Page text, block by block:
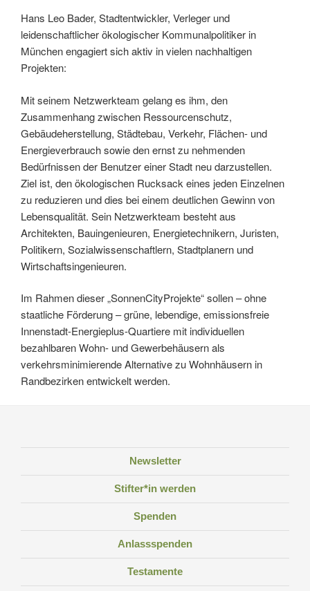
Hans Leo Bader, Stadtentwickler, Verleger und
leidenschaftlicher ökologischer Kommunalpolitiker in
München engagiert sich aktiv in vielen nachhaltigen
Projekten:
Mit seinem Netzwerkteam gelang es ihm, den
Zusammenhang zwischen Ressourcenschutz,
Gebäudeherstellung, Städtebau, Verkehr, Flächen- und
Energieverbrauch sowie den ernst zu nehmenden
Bedürfnissen der Benutzer einer Stadt neu darzustellen.
Ziel ist, den ökologischen Rucksack eines jeden Einzelnen
zu reduzieren und dies bei einem deutlichen Gewinn von
Lebensqualität. Sein Netzwerkteam besteht aus
Architekten, Bauingenieuren, Energietechnikern, Juristen,
Politikern, Sozialwissenschaftlern, Stadtplanern und
Wirtschaftsingenieuren.
Im Rahmen dieser „SonnenCityProjekte“ sollen – ohne
staatliche Förderung – grüne, lebendige, emissionsfreie
Innenstadt-Energieplus-Quartiere mit individuellen
bezahlbaren Wohn- und Gewerbehäusern als
verkehrsminimierende Alternative zu Wohnhäusern in
Randbezirken entwickelt werden.
Newsletter
Stifter*in werden
Spenden
Anlassspenden
Testamente